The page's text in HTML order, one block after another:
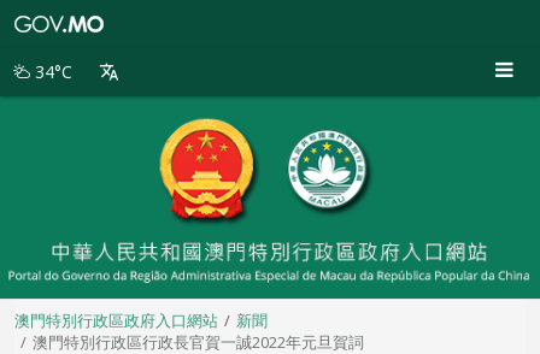
別
34°C
澳門特別行政區政府入口網站
新聞
澳門特別行政區行政長官賀一誠2022年元旦賀詞